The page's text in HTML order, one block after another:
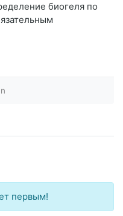
биогеля по
первым!